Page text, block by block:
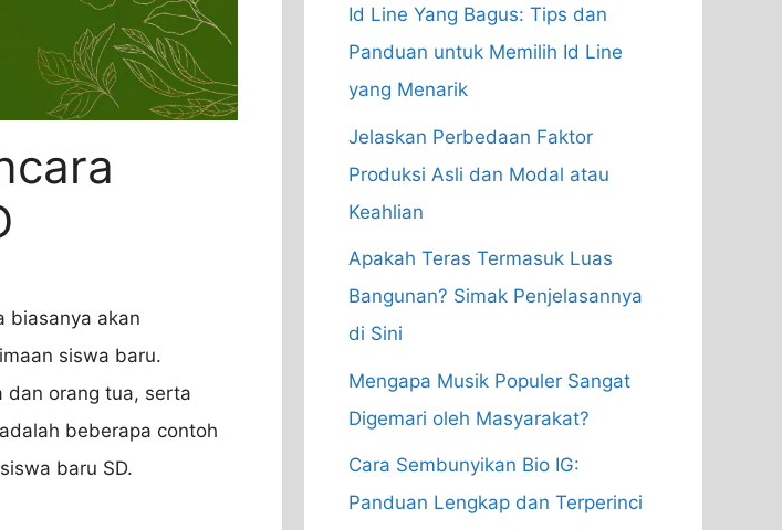
biasanya akan
siswa baru.
dan orang tua, serta
beberapa contoh
baru SD.
Id Line Yang Bagus: Tips dan
Panduan untuk Memilih Id Line
yang Menarik
Jelaskan Perbedaan Faktor
Produksi Asli dan Modal atau
Keahlian
Apakah Teras Termasuk Luas
Bangunan? Simak Penjelasannya
di Sini
Mengapa Musik Populer Sangat
Digemari oleh Masyarakat?
Cara Sembunyikan Bio IG:
Panduan Lengkap dan Terperinci